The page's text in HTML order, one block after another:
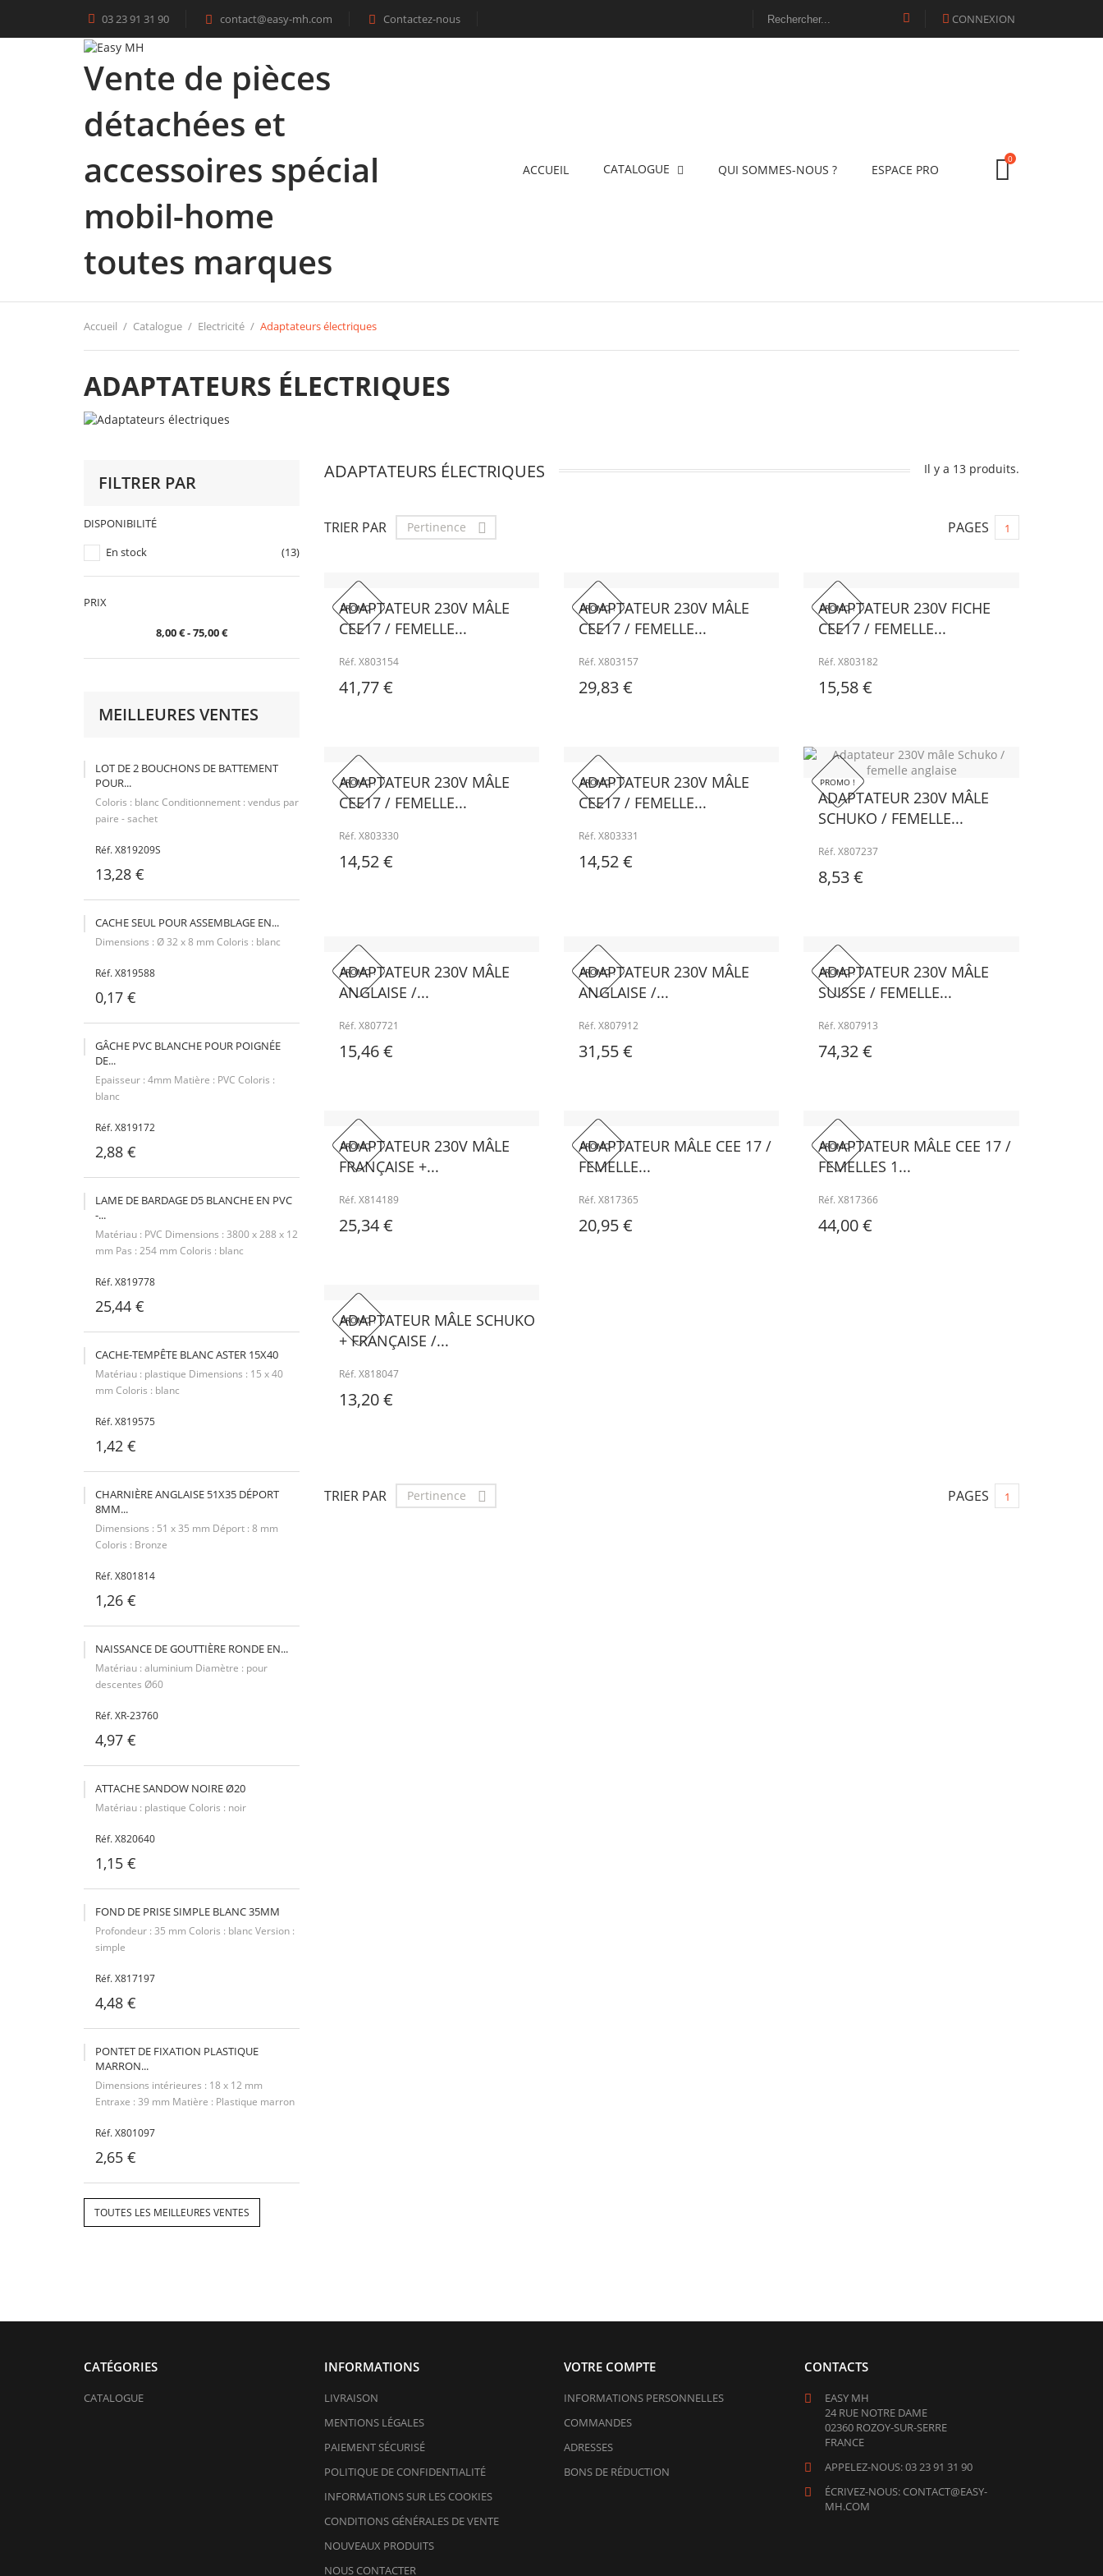
03 23 91 31 90  contact@easy-mh.com  Contactez-nous  CONNEXION
Vente de pièces
détachées et
accessoires spécial
mobil-home
toutes marques
ACCUEIL CATALOGUE QUI SOMMES-NOUS ? ESPACE PRO
0
Accueil Catalogue Electricité Adaptateurs électriques
ADAPTATEURS ÉLECTRIQUES
FILTRER PAR
DISPONIBILITÉ
En stock
(13)
PRIX
8,00 € - 75,00 €
MEILLEURES VENTES
LOT DE 2 BOUCHONS DE BATTEMENT
POUR...
Coloris : blanc Conditionnement : vendus par
paire - sachet
Réf. X819209S
13,28 €
CACHE SEUL POUR ASSEMBLAGE EN...
Dimensions : Ø 32 x 8 mm Coloris : blanc
Réf. X819588
0,17 €
GÂCHE PVC BLANCHE POUR POIGNÉE
DE...
Epaisseur : 4mm Matière : PVC Coloris :
blanc
Réf. X819172
2,88 €
LAME DE BARDAGE D5 BLANCHE EN PVC
-...
Matériau : PVC Dimensions : 3800 x 288 x 12
mm Pas : 254 mm Coloris : blanc
Réf. X819778
25,44 €
CACHE-TEMPÊTE BLANC ASTER 15X40
Matériau : plastique Dimensions : 15 x 40
mm Coloris : blanc
Réf. X819575
1,42 €
CHARNIÈRE ANGLAISE 51X35 DÉPORT
8MM...
Dimensions : 51 x 35 mm Déport : 8 mm
Coloris : Bronze
Réf. X801814
1,26 €
NAISSANCE DE GOUTTIÈRE RONDE EN...
Matériau : aluminium Diamètre : pour
descentes Ø60
Réf. XR-23760
4,97 €
ATTACHE SANDOW NOIRE Ø20
Matériau : plastique Coloris : noir
Réf. X820640
1,15 €
FOND DE PRISE SIMPLE BLANC 35MM
Profondeur : 35 mm Coloris : blanc Version :
simple
Réf. X817197
4,48 €
PONTET DE FIXATION PLASTIQUE
MARRON...
Dimensions intérieures : 18 x 12 mm
Entraxe : 39 mm Matière : Plastique marron
Réf. X801097
2,65 €
TOUTES LES MEILLEURES VENTES
ADAPTATEURS ÉLECTRIQUES Il y a 13 produits.
TRIER PAR Pertinence  PAGES 1
PROMO !
ADAPTATEUR 230V MÂLE
CEE17 / FEMELLE...
Réf. X803154
41,77 €
PROMO !
ADAPTATEUR 230V MÂLE
CEE17 / FEMELLE...
Réf. X803157
29,83 €
PROMO !
ADAPTATEUR 230V FICHE
CEE17 / FEMELLE...
Réf. X803182
15,58 €
PROMO !
ADAPTATEUR 230V MÂLE
CEE17 / FEMELLE...
Réf. X803330
14,52 €
PROMO !
ADAPTATEUR 230V MÂLE
CEE17 / FEMELLE...
Réf. X803331
14,52 €
PROMO !
ADAPTATEUR 230V MÂLE
SCHUKO / FEMELLE...
Réf. X807237
8,53 €
PROMO !
ADAPTATEUR 230V MÂLE
ANGLAISE /...
Réf. X807721
15,46 €
PROMO !
ADAPTATEUR 230V MÂLE
ANGLAISE /...
Réf. X807912
31,55 €
PROMO !
ADAPTATEUR 230V MÂLE
SUISSE / FEMELLE...
Réf. X807913
74,32 €
PROMO !
ADAPTATEUR 230V MÂLE
FRANÇAISE +...
Réf. X814189
25,34 €
PROMO !
ADAPTATEUR MÂLE CEE 17 /
FEMELLE...
Réf. X817365
20,95 €
PROMO !
ADAPTATEUR MÂLE CEE 17 /
FEMELLES 1...
Réf. X817366
44,00 €
PROMO !
ADAPTATEUR MÂLE SCHUKO
+ FRANÇAISE /...
Réf. X818047
13,20 €
TRIER PAR Pertinence  PAGES 1
CATÉGORIES
CATALOGUE
INFORMATIONS
LIVRAISON
MENTIONS LÉGALES
PAIEMENT SÉCURISÉ
POLITIQUE DE CONFIDENTIALITÉ
INFORMATIONS SUR LES COOKIES
CONDITIONS GÉNÉRALES DE VENTE
NOUVEAUX PRODUITS
NOUS CONTACTER
VOTRE COMPTE
INFORMATIONS PERSONNELLES
COMMANDES
ADRESSES
BONS DE RÉDUCTION
CONTACTS
EASY MH
24 RUE NOTRE DAME
02360 ROZOY-SUR-SERRE
FRANCE
APPELEZ-NOUS: 03 23 91 31 90
ÉCRIVEZ-NOUS: CONTACT@EASY-
MH.COM